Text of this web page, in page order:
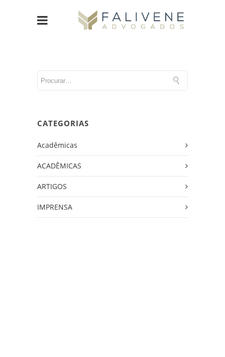
CATEGORIAS
Acadêmicas
ACADÊMICAS
ARTIGOS
IMPRENSA